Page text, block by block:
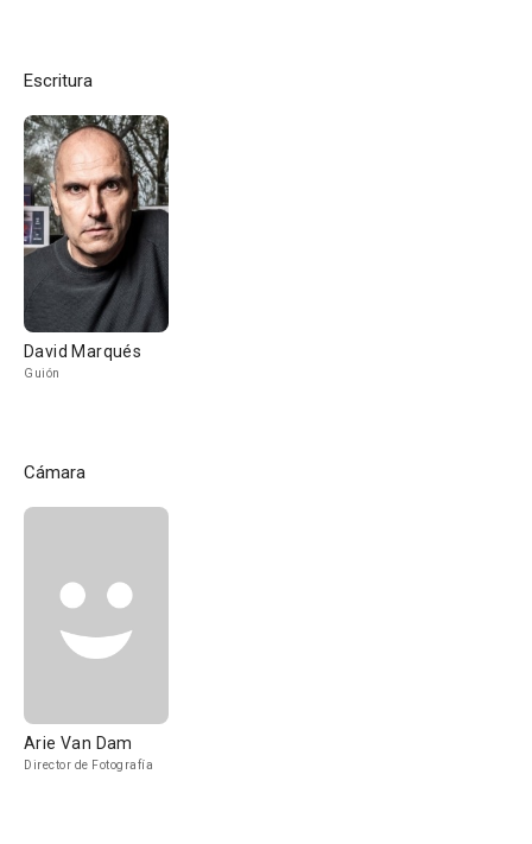
Escritura
David Marqués
Guión
Cámara
Arie Van Dam
Director de Fotografía